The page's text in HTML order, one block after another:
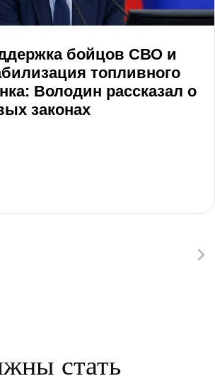
бойцов СВО и
топливного
Володин рассказал о
законах
стать